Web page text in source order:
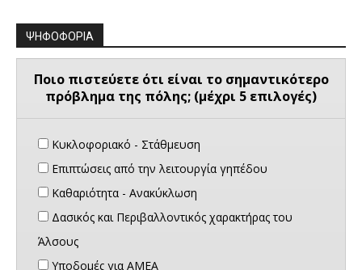
ΨΗΦΟΦΟΡΙΑ
Ποιο πιστεύετε ότι είναι το σημαντικότερο
πρόβλημα της πόλης; (μέχρι 5 επιλογές)
Κυκλοφοριακό - Στάθμευση
Επιπτώσεις από την λειτουργία γηπέδου
Καθαριότητα - Ανακύκλωση
Δασικός και Περιβαλλοντικός χαρακτήρας του
Άλσους
Υποδομές για ΑΜΕΑ